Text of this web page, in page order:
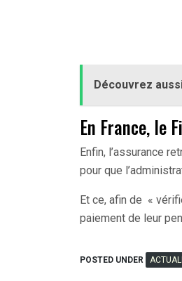
Découvrez
En France, le
Enfin, l’assurance
pour que
Et ce, afin de «
paiement de leur
POSTED UNDER